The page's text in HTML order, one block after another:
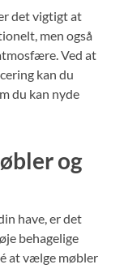
det vigtigt at
men også
Ved at
kan du
du kan nyde
og
have, er det
behagelige
at vælge møbler